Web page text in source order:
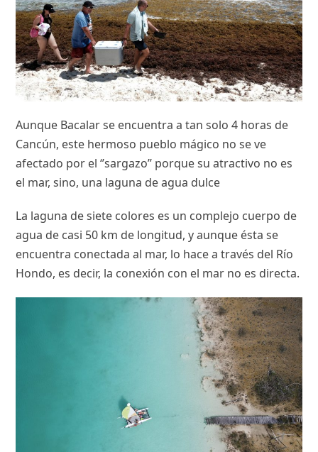
Aunque Bacalar se encuentra a tan solo 4 horas de
Cancún, este hermoso pueblo mágico no se ve
afectado por el ‘’sargazo’’ porque su atractivo no es
el mar, sino, una laguna de agua dulce
La laguna de siete colores es un complejo cuerpo de
agua de casi 50 km de longitud, y aunque ésta se
encuentra conectada al mar, lo hace a través del Río
Hondo, es decir, la conexión con el mar no es directa.